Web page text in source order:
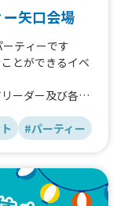
矢口会場
ティーです
とができるイベ
ーダー及び各地
なります
#パーティー